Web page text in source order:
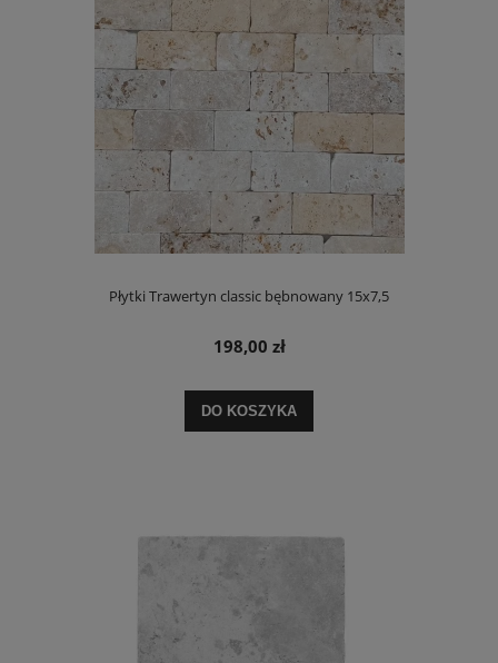
Płytki Trawertyn classic bębnowany 15x7,5
198,00 zł
DO KOSZYKA